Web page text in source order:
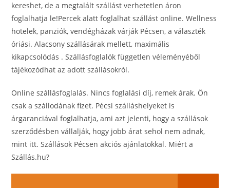
kereshet, de a megtalált szállást verhetetlen áron
foglalhatja le!Percek alatt foglalhat szállást online. Wellness
hotelek, panziók, vendégházak várják Pécsen, a választék
óriási. Alacsony szállásárak mellett, maximális
kikapcsolódás . Szállásfoglalók független véleményéből
tájékozódhat az adott szállásokról.
Online szállásfoglalás. Nincs foglalási díj, remek árak. Ön
csak a szállodának fizet. Pécsi szálláshelyeket is
árgaranciával foglalhatja, ami azt jelenti, hogy a szállások
szerződésben vállalják, hogy jobb árat sehol nem adnak,
mint itt. Szállások Pécsen akciós ajánlatokkal. Miért a
Szállás.hu?